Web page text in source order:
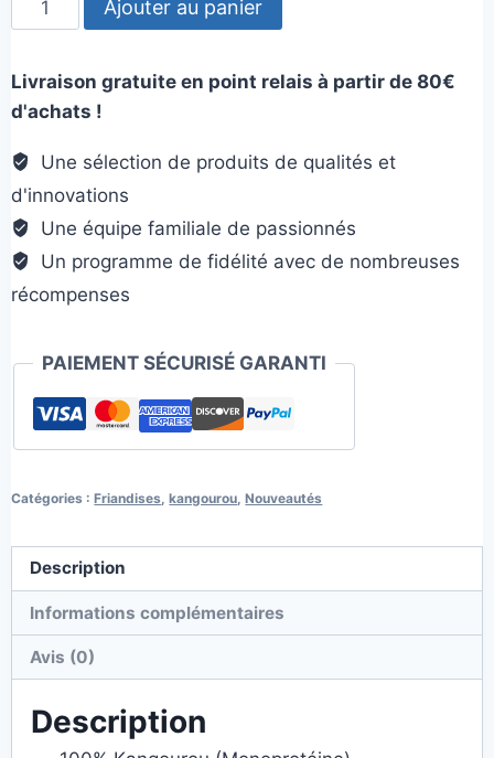
de
de
viande
de
Kangourou
Ajouter au panier
Livraison gratuite en point relais à partir de 80€
d'achats !
Une sélection de produits de qualités et
d'innovations
Une équipe familiale de passionnés
Un programme de fidélité avec de nombreuses
récompenses
PAIEMENT SÉCURISÉ GARANTI
Catégories :Friandises ,kangourou ,Nouveautés
Description
Informations complémentaires
Avis (0)
Description